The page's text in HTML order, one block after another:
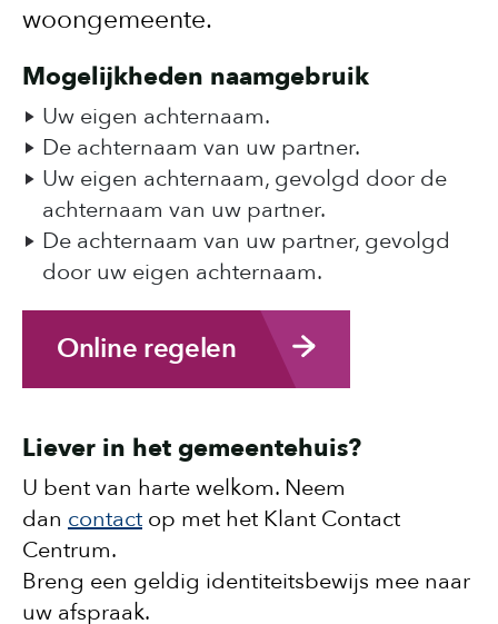
woongemeente.
Mogelijkheden naamgebruik
Uw eigen achternaam.
De achternaam van uw partner.
Uw eigen achternaam, gevolgd door de
achternaam van uw partner.
De achternaam van uw partner, gevolgd
door uw eigen achternaam.
Online regelen
Liever in het gemeentehuis?
U bent van harte welkom. Neem
dan contact op met het Klant Contact
Centrum.
Breng een geldig identiteitsbewijs mee naar
uw afspraak.